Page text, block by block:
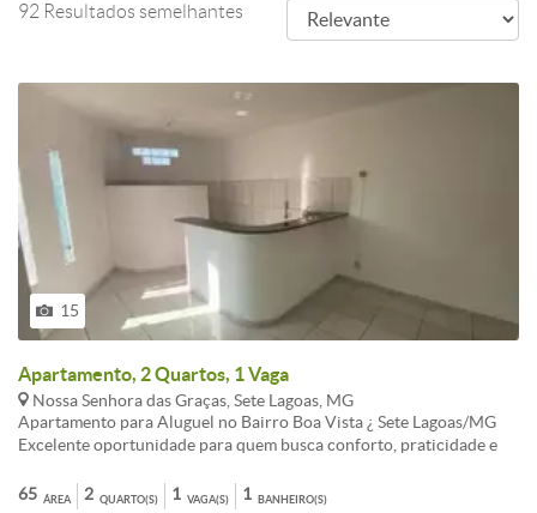
92 Resultados semelhantes
15
Apartamento, 2 Quartos, 1 Vaga
Nossa Senhora das Graças, Sete Lagoas, MG
Apartamento para Aluguel no Bairro Boa Vista ¿ Sete Lagoas/MG
Excelente oportunidade para quem busca conforto, praticidade e
distribuídos, oferecendo: 2 quartos 1 banheiro 1 vaga de garagem
ÁREA
65 QUARTO(S)
2 VAGA(S)
1 BANHEIRO(S)
1